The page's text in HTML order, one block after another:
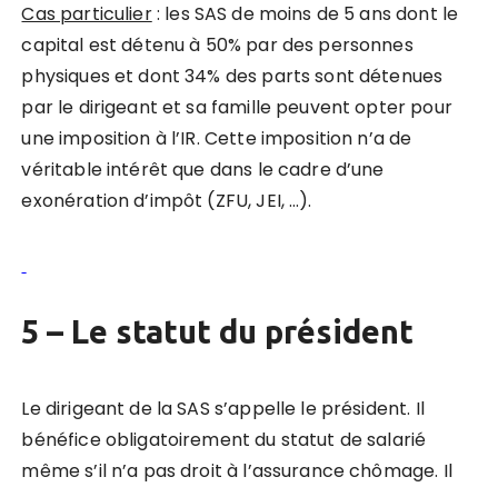
Cas particulier: les SAS de moins de 5 ans dont le
capital est détenu à 50% par des personnes
physiques et dont 34% des parts sont détenues
par le dirigeant et sa famille peuvent opter pour
une imposition à l’IR. Cette imposition n’a de
véritable intérêt que dans le cadre d’une
exonération d’impôt (ZFU, JEI, …).
5 – Le statut du président
Le dirigeant de la SAS s’appelle le président. Il
bénéfice obligatoirement du statut de salarié
même s’il n’a pas droit à l’assurance chômage. Il